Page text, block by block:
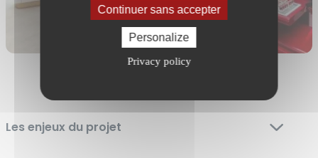
Continuer sans accepter
Personalize
Privacy policy
Les enjeux du projet